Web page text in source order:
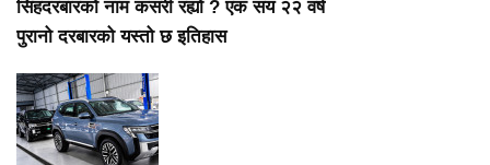
सिंहदरबारको नाम कसरी रह्यो ? एक सय २२ वर्ष
पुरानो दरबारको यस्तो छ इतिहास